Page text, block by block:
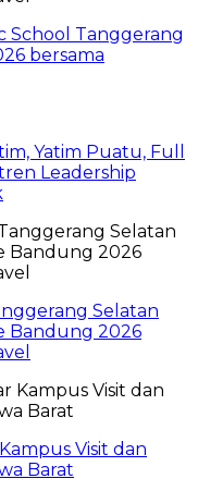
School Tanggerang
bersama
Yatim Puatu, Full
Leadership
Selatan
Bandung 2026
Visit dan
Barat